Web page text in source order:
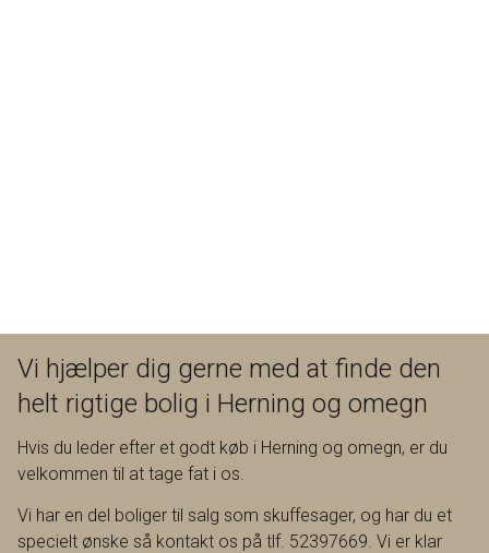
Vi hjælper dig gerne med at finde den
helt rigtige bolig i Herning og omegn
Hvis du leder efter et godt køb i Herning og omegn, er du
velkommen til at tage fat i os.
Vi har en del boliger til salg som skuffesager, og har du et
specielt ønske så kontakt os på tlf. 52397669. Vi er klar